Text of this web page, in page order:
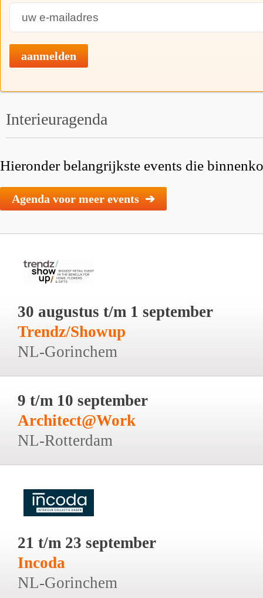
aanmelden
Interieuragenda
Hieronder belangrijkste events die
Agenda voor meer events ➔
30 augustus t/m 1 september
Trendz/Showup
NL-Gorinchem
9 t/m 10 september
Architect@Work
NL-Rotterdam
21 t/m 23 september
Incoda
NL-Gorinchem